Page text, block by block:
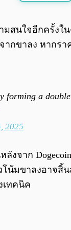
มสนใจอีกครั้งใ
กขาลง หากรา
forming a
2025
ลังจาก
น้มขาลงอาจสิ้
เทคนิค